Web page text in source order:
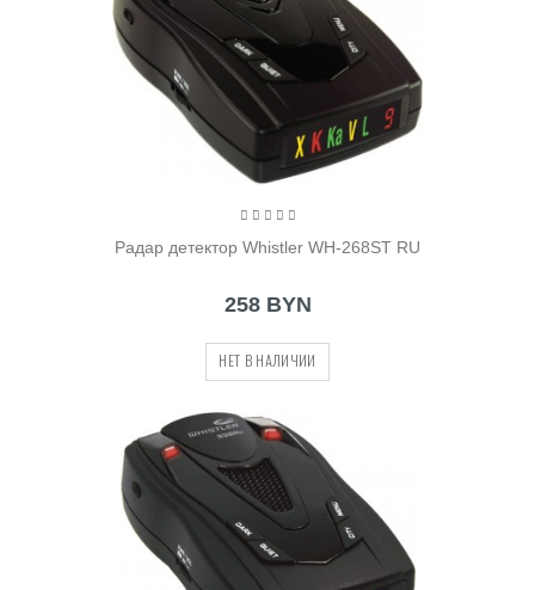
Радар детектор Whistler WH-268ST RU
258 BYN
НЕТ В НАЛИЧИИ